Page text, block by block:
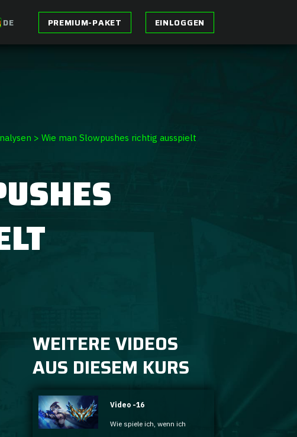
DE PREMIUM-PAKET EINLOGGEN
> Wie man Slowpushes richtig ausspielt
WEITERE VIDEOS
AUS DIESEM KURS
Video -16
Wie spiele ich, wenn ich